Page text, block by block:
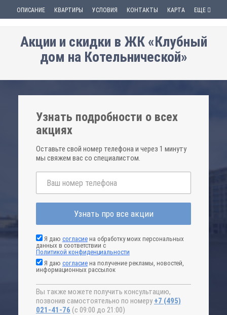
ОПИСАНИЕ КВАРТИРЫ УСЛОВИЯ КОНТАКТЫ КАРТА ЕЩЕ
Акции и скидки в ЖК «Клубный
дом на Котельнической»
Узнать подробности о всех
акциях
Оставьте свой номер телефона и через 1 минуту
мы свяжем вас со специалистом.
Узнать про все акции
Я даю согласиена обработку моих персональных
данных в соответствии с
Политикой конфиденциальности
Я даю согласиена получение рекламы, новостей,
информационных рассылок
Вы также можете получить консультацию,
позвонив самостоятельно по номеру +7 (495)
021-41-76 (с 09:00 до 21:00)